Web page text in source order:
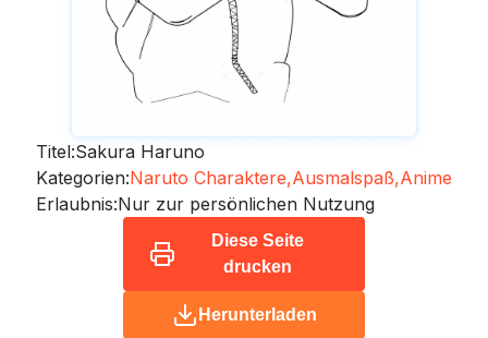
Titel:Sakura Haruno
Kategorien:Naruto Charaktere,Ausmalspaß,Anime
Erlaubnis:Nur zur persönlichen Nutzung
Diese Seite
drucken
Herunterladen